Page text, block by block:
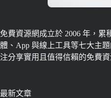
免費資源網成立於 2006 年，累
體、App 與線上工具等七大主
注分享實用且值得信賴的免費資
最新文章